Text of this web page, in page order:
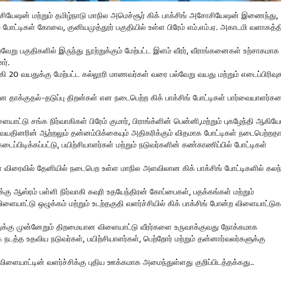
மற்றும் தமிழ்நாடு மாநில அமெச்சூர் கிக் பாக்சிங் அசோசியேஷன் இணைந்து,
கோவை, குனியமுத்தூர் பகுதியில் உள்ள பிரேம் எம்.எம்.ஏ. அகாடமி
பகுதிகளில் இருந்து நூற்றுக்கும் மேற்பட்ட இளம் வீரர், வீராங்கனைகள் உற்சாகமாக
வயதுக்கு மேற்பட்ட கல்லூரி மாணவர்கள் வரை பல்வேறு வயது மற்றும்
தாக்குதல்-தடுப்பு திறன்கள் என நடைபெற்ற கிக் பாக்சிங் போட்டிகள்
சங்க நிர்வாகிகள் பிரேம் குமார், பிராங்க்ளின் பென்னி,மற்றும் புகழேந்தி
ஆற்றலும் தன்னம்பிக்கையும் அதிகரிக்கும் விதமாக போட்டிகள்
பயிற்சியாளர்கள் மற்றும் நடுவர்களின் கண்காணிப்பில் போட்டிகள்
தேனியில் நடைபெற உள்ள மாநில அளவிலான கிக் பாக்சிங் போட்டிகளில்
ஆஸ்ரம் பள்ளி நிர்வாகி கவுரி உதயேந்திரன் கோப்பைகள், பதக்கங்கள் மற்றும்
ஒழுக்கம் மற்றும் உடற்தகுதி வளர்ச்சியில் கிக் பாக்சிங் போன்ற
முன்னேறும் திறமையான விளையாட்டு வீரர்களை உருவாக்குவது நோக்கமாக
நடத்த உதவிய நடுவர்கள், பயிற்சியாளர்கள், பெற்றோர் மற்றும் தன்னார்வலர்களுக்கு
வளர்ச்சிக்கு புதிய ஊக்கமாக அமைந்துள்ளது குறிப்பிடத்தக்கது..